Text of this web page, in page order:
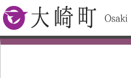
大崎町